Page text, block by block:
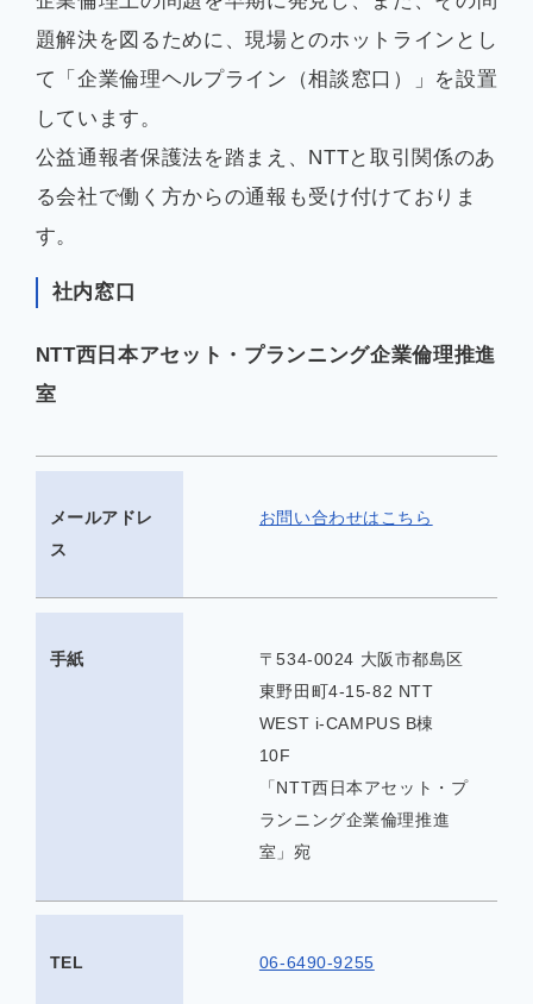
題解決を図るために、現場とのホットラインとし
て「企業倫理ヘルプライン（相談窓口）」を設置
しています。
公益通報者保護法を踏まえ、NTTと取引関係のあ
る会社で働く方からの通報も受け付けておりま
す。
社内窓口
NTT西日本アセット・プランニング企業倫理推進
室
メールアドレ
ス
お問い合わせはこちら
手紙
〒534-0024 大阪市都島区
東野田町4-15-82 NTT
WEST i-CAMPUS B棟
10F
「NTT西日本アセット・プ
ランニング企業倫理推進
室」宛
TEL 06-6490-9255